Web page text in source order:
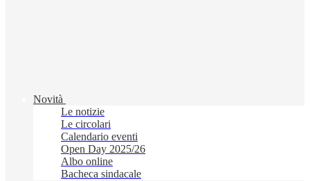
Novità
Le notizie
Le circolari
Calendario eventi
Open Day 2025/26
Albo online
Bacheca sindacale